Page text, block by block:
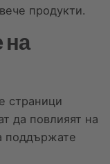
продукти.
на
страници
да повлияят на
поддържате